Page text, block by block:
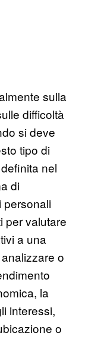
sulla
difficoltà
si deve
tipo di
nel
di
personali
per valutare
a una
o
la
interessi,
o